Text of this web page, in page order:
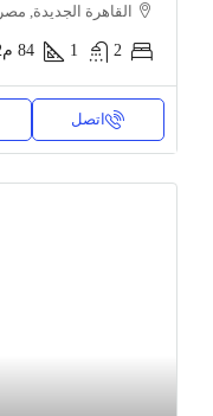
القاهرة الجديدة, مصر
2
1
84 م2
اتصل